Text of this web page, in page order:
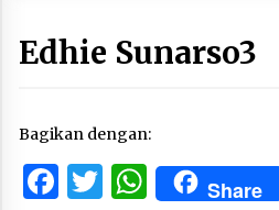
Edhie Sunarso3
Bagikan dengan:
Facebook
TwitterShare